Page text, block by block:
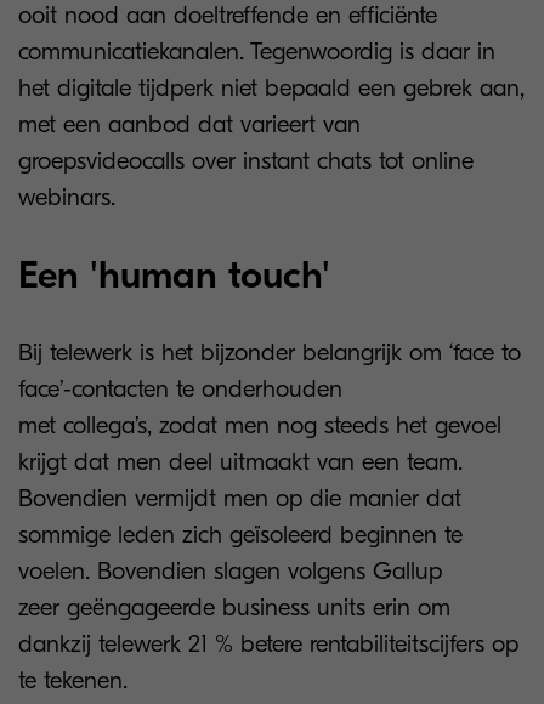
ooit nood aan doeltreffende en efficiënte
communicatiekanalen. Tegenwoordig is daar in
het digitale tijdperk niet bepaald een gebrek aan,
met een aanbod dat varieert van
groepsvideocalls over instant chats tot online
webinars.
Een 'human touch'
Bij telewerk is het bijzonder belangrijk om ‘face to
face’-contacten te onderhouden
met collega’s, zodat men nog steeds het gevoel
krijgt dat men deel uitmaakt van een team.
Bovendien vermijdt men op die manier dat
sommige leden zich geïsoleerd beginnen te
voelen. Bovendien slagen volgens Gallup
zeer geëngageerde business units erin om
dankzij telewerk 21 % betere rentabiliteitscijfers op
te tekenen.